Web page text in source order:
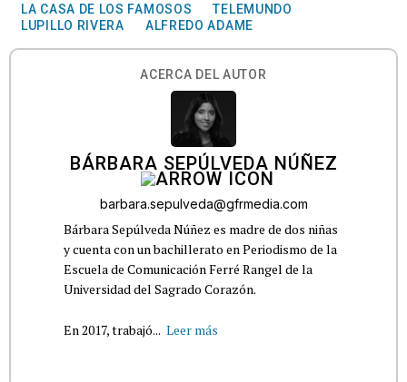
LA CASA DE LOS FAMOSOS
TELEMUNDO
LUPILLO RIVERA
ALFREDO ADAME
ACERCA DEL AUTOR
BÁRBARA SEPÚLVEDA NÚÑEZ
barbara.sepulveda@gfrmedia.com
Bárbara Sepúlveda Núñez es madre de dos niñas
y cuenta con un bachillerato en Periodismo de la
Escuela de Comunicación Ferré Rangel de la
Universidad del Sagrado Corazón.
En 2017, trabajó... Leer más